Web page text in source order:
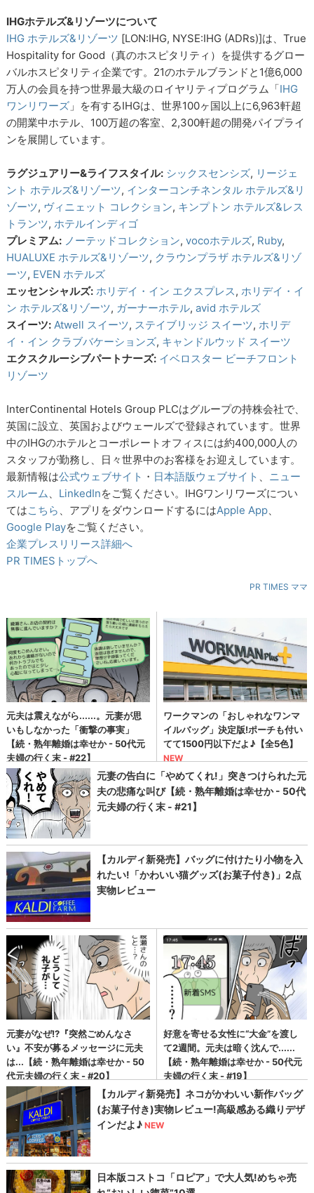
IHGホテルズ&リゾーツについて
IHG ホテルズ&リゾーツ [LON:IHG, NYSE:IHG (ADRs)]は、True
Hospitality for Good（真のホスピタリティ）を提供するグロー
バルホスピタリティ企業です。21のホテルブランドと1億6,000
万人の会員を持つ世界最大級のロイヤリティプログラム「IHG
ワンリワーズ 」を有するIHGは、世界100ヶ国以上に6,963軒超
の開業中ホテル、100万超の客室、2,300軒超の開発パイプライ
ンを展開しています。
ラグジュアリー&ライフスタイル: シックスセンシズ, リージェ
ント ホテルズ&リゾーツ, インターコンチネンタル ホテルズ&リ
ゾーツ, ヴィニェット コレクション, キンプトン ホテルズ&レス
トランツ,ホテルインディゴ
プレミアム: ノーテッドコレクション,vocoホテルズ, Ruby,
HUALUXE ホテルズ&リゾーツ, クラウンプラザ ホテルズ&リゾ
ーツ, EVEN ホテルズ
エッセンシャルズ: ホリデイ・イン エクスプレス,ホリデイ・イ
ン ホテルズ&リゾーツ, ガーナーホテル,avid ホテルズ
スイーツ: Atwell スイーツ, ステイブリッジ スイーツ,ホリデ
イ・イン クラブバケーションズ, キャンドルウッド スイーツ
エクスクルーシブパートナーズ: イベロスター ビーチフロント
リゾーツ
InterContinental Hotels Group PLCはグループの持株会社で、
英国に設立、英国およびウェールズで登録されています。世界
中のIHGのホテルとコーポレートオフィスには約400,000人の
スタッフが勤務し、日々世界中のお客様をお迎えしています。
最新情報は公式ウェブサイト ・ 日本語版ウェブサイト 、 ニュー
スルーム、 LinkedInをご覧ください。IHGワンリワーズについ
てはこちら 、アプリをダウンロードするにはApple App、
Google Playをご覧ください。
企業プレスリリース詳細へ
PR TIMESトップへ
PR TIMES ママ